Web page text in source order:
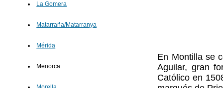
La Gomera
Matarraña/Matarranya
Mérida
Menorca
En Montilla se
Aguilar, gran
Católico en